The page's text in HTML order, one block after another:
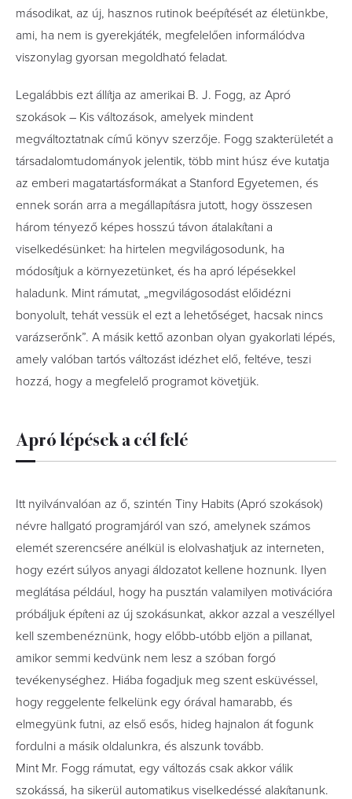
másodikat, az új, hasznos rutinok beépítését az életünkbe,
ami, ha nem is gyerekjáték, megfelelően informálódva
viszonylag gyorsan megoldható feladat.
Legalábbis ezt állítja az amerikai B. J. Fogg, az Apró
szokások – Kis változások, amelyek mindent
megváltoztatnak című könyv szerzője. Fogg szakterületét a
társadalomtudományok jelentik, több mint húsz éve kutatja
az emberi magatartásformákat a Stanford Egyetemen, és
ennek során arra a megállapításra jutott, hogy összesen
három tényező képes hosszú távon átalakítani a
viselkedésünket: ha hirtelen megvilágosodunk, ha
módosítjuk a környezetünket, és ha apró lépésekkel
haladunk. Mint rámutat, „megvilágosodást előidézni
bonyolult, tehát vessük el ezt a lehetőséget, hacsak nincs
varázserőnk”. A másik kettő azonban olyan gyakorlati lépés,
amely valóban tartós változást idézhet elő, feltéve, teszi
hozzá, hogy a megfelelő programot követjük.
Apró lépések a cél felé
Itt nyilvánvalóan az ő, szintén Tiny Habits (Apró szokások)
névre hallgató programjáról van szó, amelynek számos
elemét szerencsére anélkül is elolvashatjuk az interneten,
hogy ezért súlyos anyagi áldozatot kellene hoznunk. Ilyen
meglátása például, hogy ha pusztán valamilyen motivációra
próbáljuk építeni az új szokásunkat, akkor azzal a veszéllyel
kell szembenéznünk, hogy előbb-utóbb eljön a pillanat,
amikor semmi kedvünk nem lesz a szóban forgó
tevékenységhez. Hiába fogadjuk meg szent esküvéssel,
hogy reggelente felkelünk egy órával hamarabb, és
elmegyünk futni, az első esős, hideg hajnalon át fogunk
fordulni a másik oldalunkra, és alszunk tovább.
Mint Mr. Fogg rámutat, egy változás csak akkor válik
szokássá, ha sikerül automatikus viselkedéssé alakítanunk.